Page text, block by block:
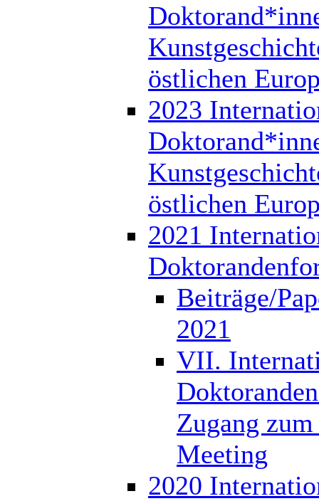
östlichen
2023
östlichen
2021
Beiträge/
2021
VII.
Zugang
Meeting
2020